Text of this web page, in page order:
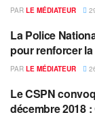
PAR LE MÉDIATEUR
LOCAL
La Police
pour renforcer
PAR LE MÉDIATEUR
ACTUALITÉS
Le CSPN
décembre 2018